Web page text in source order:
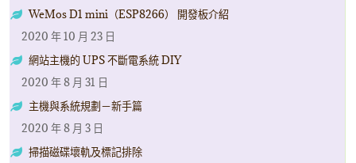
WeMos D1 mini（ESP8266） 開發板介紹
2020 年 10 月 23 日
網站主機的 UPS 不斷電系統 DIY
2020 年 8 月 31 日
主機與系統規劃－新手篇
2020 年 8 月 3 日
掃描磁碟壞軌及標記排除